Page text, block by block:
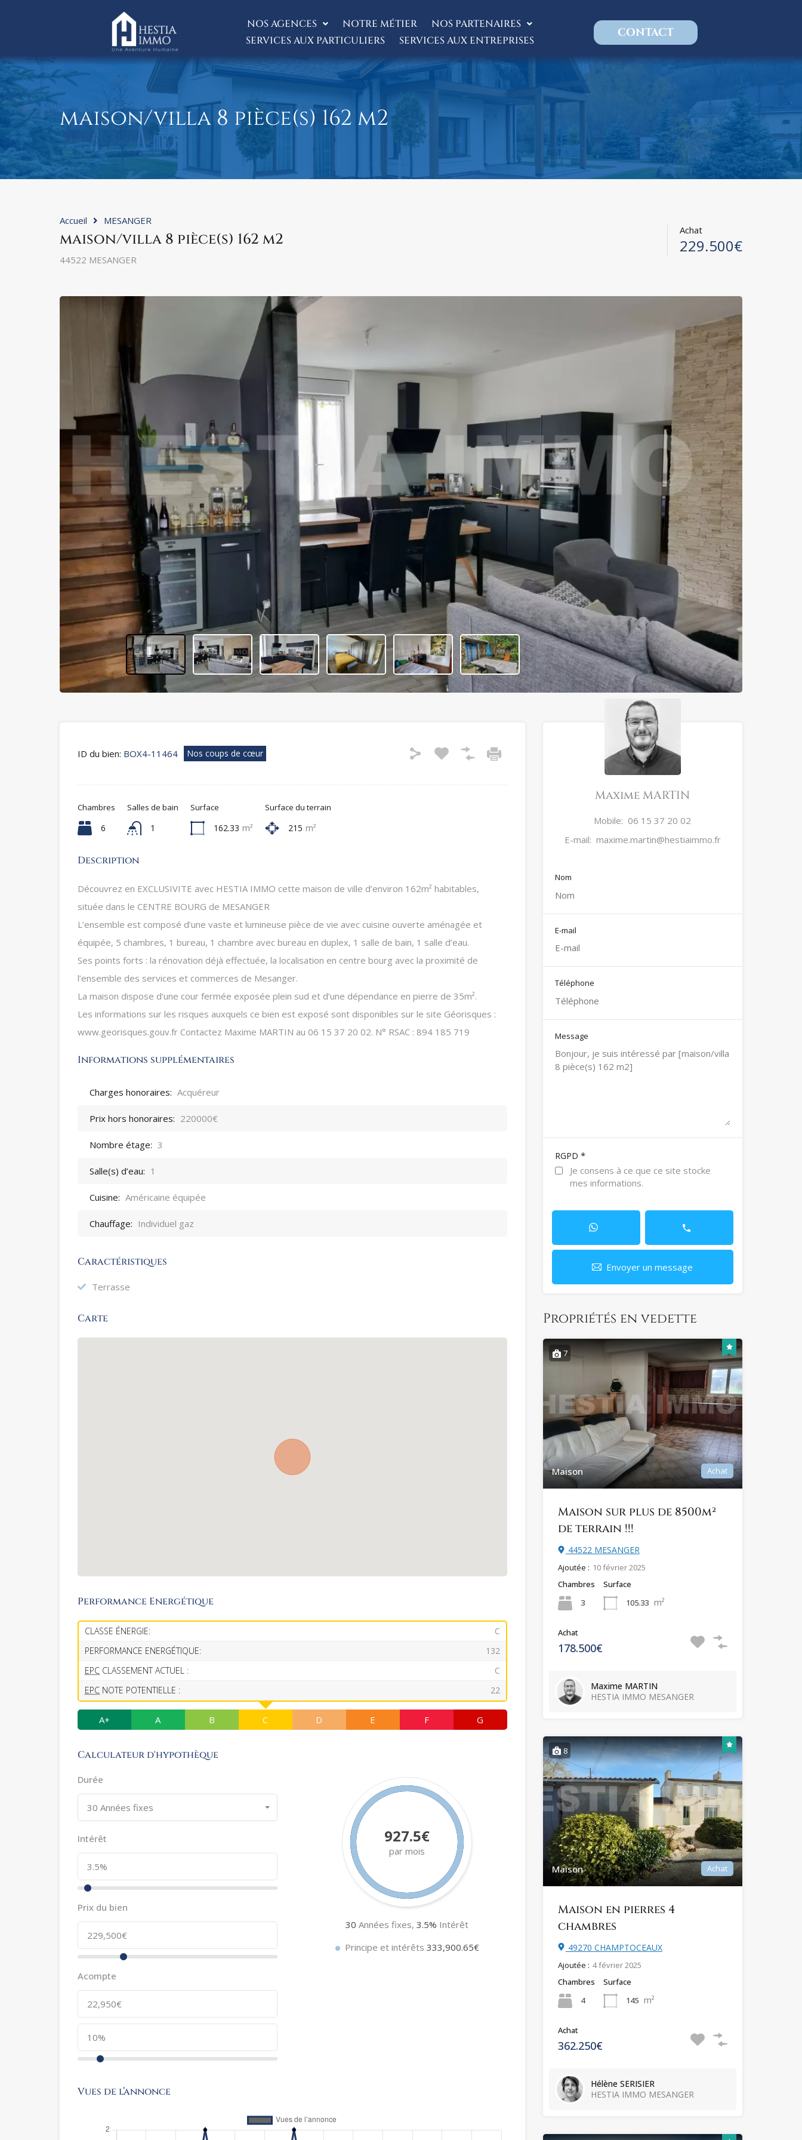
NOS AGENCES NOTRE MÉTIER
NOS PARTENAIRES
SERVICES AUX PARTICULIERS
SERVICES AUX ENTREPRISES
CONTACT
maison/villa 8 pièce(s) 162 m2
Accueil MESANGER
maison/villa 8 pièce(s) 162 m2
44522 MESANGER
Achat
229.500€
ID du bien: BOX4-11464 Nos coups de cœur
Chambres
6
Salles de bain
1
Surface
162.33 m²
Surface du terrain
215 m²
Description
Découvrez en EXCLUSIVITE avec HESTIA IMMO cette maison de ville d’environ 162m² habitables,
située dans le CENTRE BOURG de MESANGER
L’ensemble est composé d’une vaste et lumineuse pièce de vie avec cuisine ouverte aménagée et
équipée, 5 chambres, 1 bureau, 1 chambre avec bureau en duplex, 1 salle de bain, 1 salle d’eau.
Ses points forts : la rénovation déjà effectuée, la localisation en centre bourg avec la proximité de
l’ensemble des services et commerces de Mesanger.
La maison dispose d’une cour fermée exposée plein sud et d’une dépendance en pierre de 35m².
Les informations sur les risques auxquels ce bien est exposé sont disponibles sur le site Géorisques :
www.georisques.gouv.fr Contactez Maxime MARTIN au 06 15 37 20 02. N° RSAC : 894 185 719
Informations supplémentaires
Charges honoraires: Acquéreur
Prix hors honoraires: 220000€
Nombre étage: 3
Salle(s) d’eau: 1
Cuisine: Américaine équipée
Chauffage: Individuel gaz
Caractéristiques
Terrasse
Carte
Performance Energétique
CLASSE ÉNERGIE:
C
PERFORMANCE ENERGÉTIQUE:
132
EPC CLASSEMENT ACTUEL :
C
EPC NOTE POTENTIELLE : 22
A+ A B C D E F G
Calculateur d'hypothèque
Durée
30 Années fixes
Intérêt
Prix du bien
Acompte
927.5€
par mois
30 Années fixes,3.5% Intérêt
Principe et intérêts 333,900.65€
Vues de l’annonce
Maxime MARTIN
Mobile: 06 15 37 20 02
E-mail: maxime.martin@hestiaimmo.fr
Nom
E-mail
Téléphone
Message
RGPD *
Je consens à ce que ce site stocke
mes informations.
Envoyer un message
Propriétés en vedette
7
Maison Achat
Maison sur plus de 8500m²
de terrain !!!
44522 MESANGER
Ajoutée : 10 février 2025
Chambres
3
Surface
105.33 m²
Achat
178.500€
Maxime MARTIN
HESTIA IMMO MESANGER
8
Maison Achat
Maison en pierres 4
chambres
49270 CHAMPTOCEAUX
Ajoutée : 4 février 2025
Chambres
4
Surface
145 m²
Achat
362.250€
Hélène SERISIER
HESTIA IMMO MESANGER